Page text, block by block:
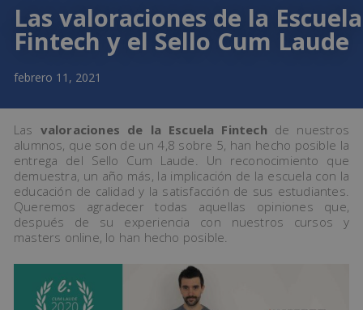
Las valoraciones de la Escuela
Fintech y el Sello Cum Laude
febrero 11, 2021
Las valoraciones de la Escuela Fintech de nuestros
alumnos, que son de un 4,8 sobre 5, han hecho posible la
entrega del Sello Cum Laude. Un reconocimiento que
demuestra, un año más, la implicación de la escuela con la
educación de calidad y la satisfacción de sus estudiantes.
Queremos agradecer todas aquellas opiniones que,
después de su experiencia con nuestros cursos y
masters online, lo han hecho posible.